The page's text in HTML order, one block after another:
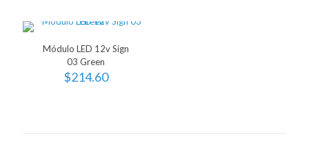
Módulo LED 12v Sign
03 Green
$214.60